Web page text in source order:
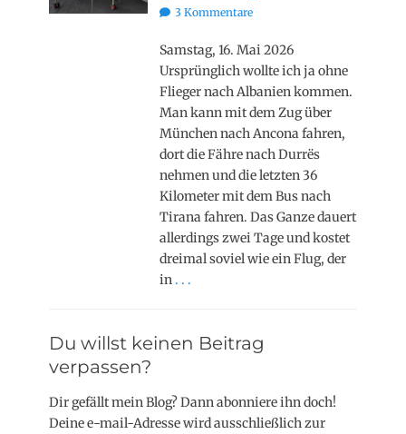
on 3 Kommentare
Samstag, 16. Mai 2026
Ursprünglich wollte ich ja ohne
Flieger nach Albanien kommen.
Man kann mit dem Zug über
München nach Ancona fahren,
dort die Fähre nach Durrës
nehmen und die letzten 36
Kilometer mit dem Bus nach
Tirana fahren. Das Ganze dauert
allerdings zwei Tage und kostet
dreimal soviel wie ein Flug, der
in . . .
Du willst keinen Beitrag
verpassen?
Dir gefällt mein Blog? Dann abonniere ihn doch!
Deine e-mail-Adresse wird ausschließlich zur